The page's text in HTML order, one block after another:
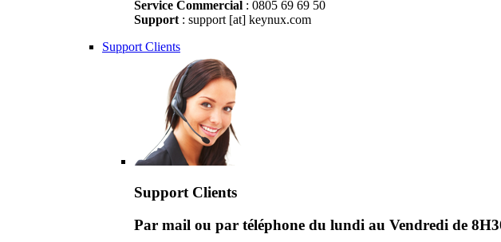
Service Commercial : 0805 69 69 50
Support : support [at] keynux.com
Support Clients
Support Clients
Par mail ou par téléphone du lundi au Vendredi de